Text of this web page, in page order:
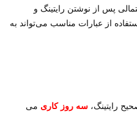
پس از نوشتن رایتینگ و
از عبارات مناسب می‌تواند به
رایتینگ، سه روز کاری می